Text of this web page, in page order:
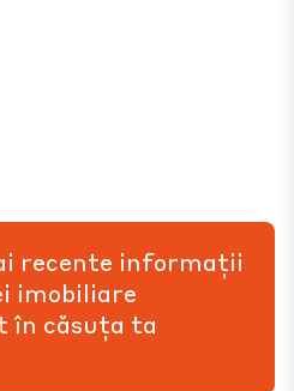
recente informații
imobiliare
în căsuța ta